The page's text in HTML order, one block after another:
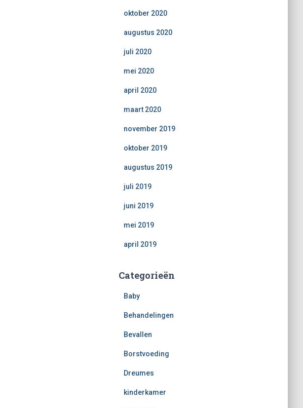
oktober 2020
augustus 2020
juli 2020
mei 2020
april 2020
maart 2020
november 2019
oktober 2019
augustus 2019
juli 2019
juni 2019
mei 2019
april 2019
Categorieën
Baby
Behandelingen
Bevallen
Borstvoeding
Dreumes
kinderkamer